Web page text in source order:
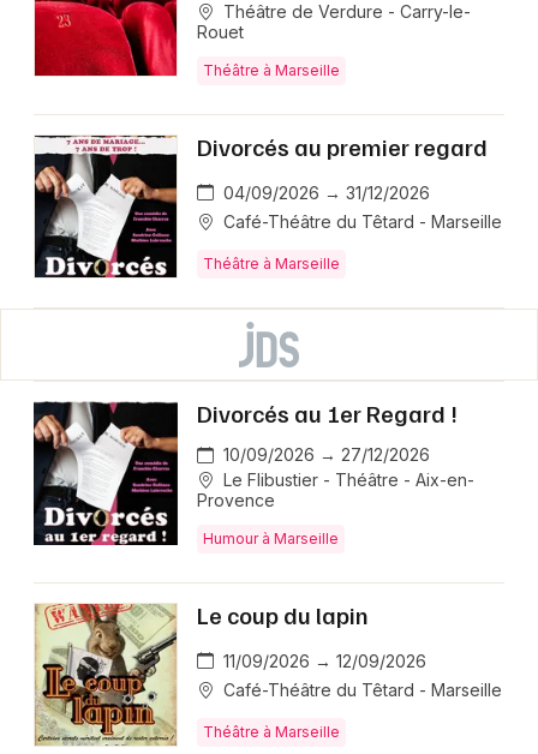
Théâtre de Verdure - Carry-le-
Rouet
Théâtre à Marseille
Divorcés au premier regard
04/09/2026 → 31/12/2026
Café-Théâtre du Têtard - Marseille
Théâtre à Marseille
Divorcés au 1er Regard !
10/09/2026 → 27/12/2026
Le Flibustier - Théâtre - Aix-en-
Provence
Humour à Marseille
Le coup du lapin
11/09/2026 → 12/09/2026
Café-Théâtre du Têtard - Marseille
Théâtre à Marseille